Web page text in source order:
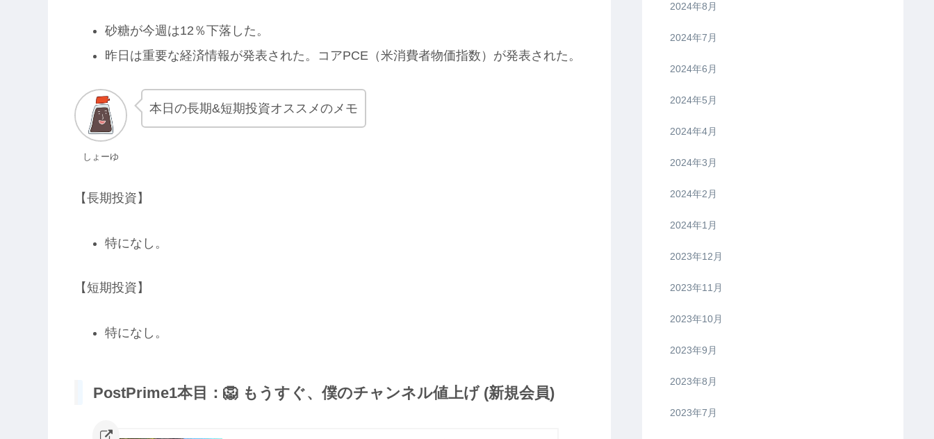
砂糖が今週は12％下落した。
昨日は重要な経済情報が発表された。コアPCE（米消費者物価指数）が発表された。
しょーゆ
本日の長期&短期投資オススメのメモ
【長期投資】
特になし。
【短期投資】
特になし。
PostPrime1本目：🦁 もうすぐ、僕のチャンネル値上げ (新規会員)
2024年8月
2024年7月
2024年6月
2024年5月
2024年4月
2024年3月
2024年2月
2024年1月
2023年12月
2023年11月
2023年10月
2023年9月
2023年8月
2023年7月